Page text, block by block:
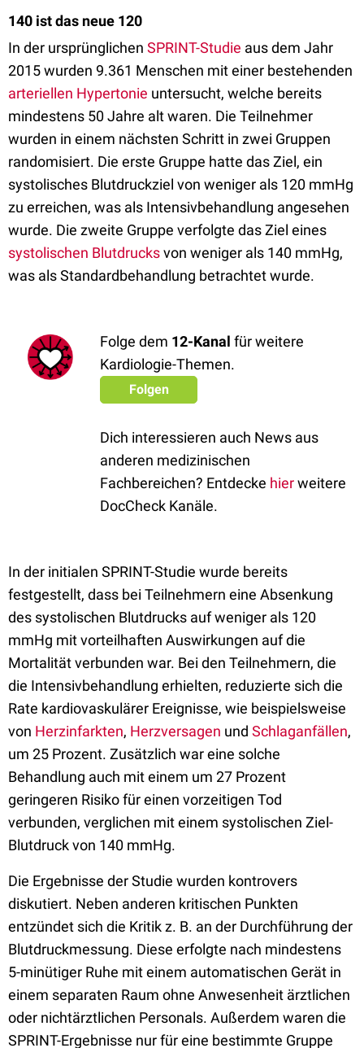
140 ist das neue 120
In der ursprünglichen SPRINT-Studie aus dem Jahr
2015 wurden 9.361 Menschen mit einer bestehenden
arteriellen Hypertonie untersucht, welche bereits
mindestens 50 Jahre alt waren. Die Teilnehmer
wurden in einem nächsten Schritt in zwei Gruppen
randomisiert. Die erste Gruppe hatte das Ziel, ein
systolisches Blutdruckziel von weniger als 120 mmHg
zu erreichen, was als Intensivbehandlung angesehen
wurde. Die zweite Gruppe verfolgte das Ziel eines
systolischen Blutdrucksvon weniger als 140 mmHg,
was als Standardbehandlung betrachtet wurde.
Folge dem 12-Kanal für weitere
Kardiologie-Themen.
Folgen
Dich interessieren auch News aus
anderen medizinischen
Fachbereichen? Entdecke hierweitere
DocCheck Kanäle.
In der initialen SPRINT-Studie wurde bereits
festgestellt, dass bei Teilnehmern eine Absenkung
des systolischen Blutdrucks auf weniger als 120
mmHg mit vorteilhaften Auswirkungen auf die
Mortalität verbunden war. Bei den Teilnehmern, die
die Intensivbehandlung erhielten, reduzierte sich die
Rate kardiovaskulärer Ereignisse, wie beispielsweise
von Herzinfarkten, Herzversagen und Schlaganfällen,
um 25 Prozent. Zusätzlich war eine solche
Behandlung auch mit einem um 27 Prozent
geringeren Risiko für einen vorzeitigen Tod
verbunden, verglichen mit einem systolischen Ziel-
Blutdruck von 140 mmHg.
Die Ergebnisse der Studie wurden kontrovers
diskutiert. Neben anderen kritischen Punkten
entzündet sich die Kritik z. B. an der Durchführung der
Blutdruckmessung. Diese erfolgte nach mindestens
5-minütiger Ruhe mit einem automatischen Gerät in
einem separaten Raum ohne Anwesenheit ärztlichen
oder nichtärztlichen Personals. Außerdem waren die
SPRINT-Ergebnisse nur für eine bestimmte Gruppe